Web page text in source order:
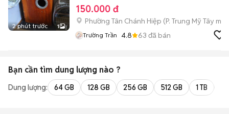
2 phút trước 1
150.000 đ
Phường Tân Chánh Hiệp (P. Trung Mỹ Tây mới)
Trường Trần 4.8 63 đã bán
Bạn cần tìm dung lượng nào ?
Dung lượng: 64 GB 128 GB 256 GB 512 GB 1 TB